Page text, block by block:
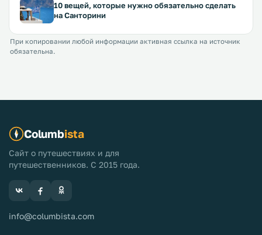
10 вещей, которые нужно обязательно сделать
на Санторини
При копировании любой информации активная ссылка на источник
обязательна.
Columbista
Сайт о путешествиях и для
путешественников. С 2015 года.
info@columbista.com